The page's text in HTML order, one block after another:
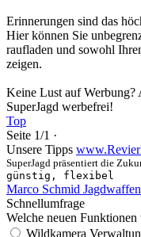
Erinnerungen sind das
Hier können Sie
raufladen und sowohl
zeigen.
Keine Lust auf Werbung?
SuperJagd werbefrei!
Top
Seite 1/1 ·
Unsere Tipps
SuperJagd präsentiert die
günstig, flexibel
Marco Schmid Jagdwaffen
Schnellumfrage
Welche neuen
Wildkamera